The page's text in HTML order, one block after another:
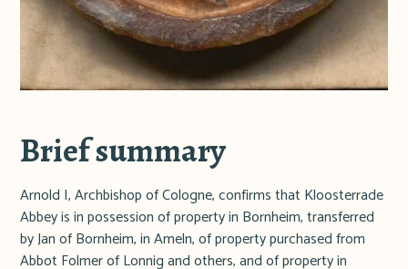
Brief summary
Arnold I, Archbishop of Cologne, confirms that Kloosterrade
Abbey is in possession of property in Bornheim, transferred
by Jan of Bornheim, in Ameln, of property purchased from
Abbot Folmer of Lonnig and others, and of property in